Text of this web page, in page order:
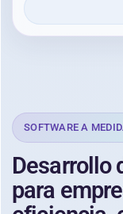
SOFTWARE A
Desarrollo
para